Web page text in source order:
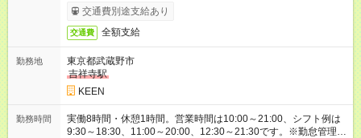
り異なります。
交通費別途支給あり
交通費 全額支給
勤務地
東京都武蔵野市
吉祥寺駅
KEEN
勤務時間
実働8時間・休憩1時間。営業時間は10:00～21:00、シフト例は
9:30～18:30、11:00～20:00、12:30～21:30です。※勤怠管理ア